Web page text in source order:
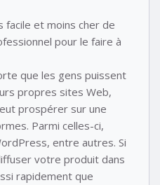
facile et moins cher de
pour le faire à
que les gens puissent
propres sites Web,
prospérer sur une
Parmi celles-ci,
entre autres. Si
votre produit dans
rapidement que